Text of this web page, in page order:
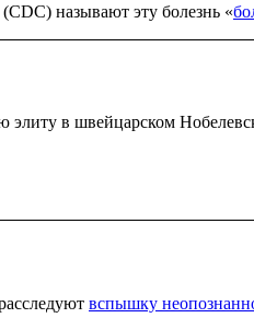
называют эту болезнь «
элиту в швейцарском
вспышку